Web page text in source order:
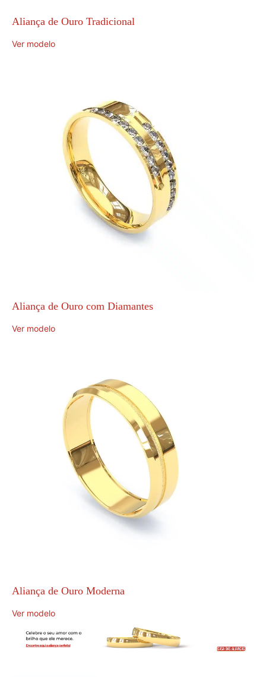
Aliança de Ouro Tradicional
Ver modelo
Aliança de Ouro com Diamantes
Ver modelo
Aliança de Ouro Moderna
Ver modelo